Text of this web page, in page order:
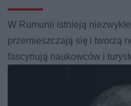
W Rumunii istnieją
przemieszczają się i tworzą
fascynują naukowców i